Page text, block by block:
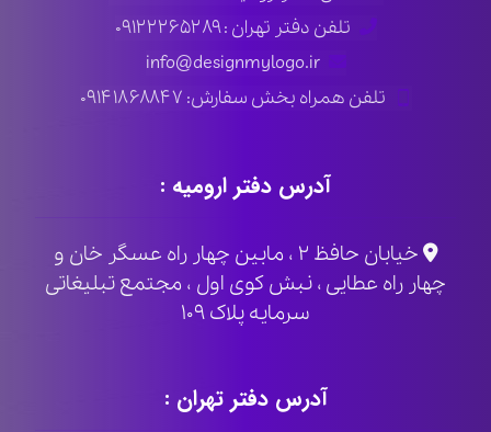
تلفن دفتر تهران : ۰۹۱۲۲۲۶۵۲۸۹
info@designmylogo.ir
تلفن همراه بخش سفارش: ۰۹۱۴۱۸۶۸۸۴۷
آدرس دفتر ارومیه :
خیابان حافظ ۲ ، مابین چهار راه عسگر خان و
چهار راه عطایی ، نبش کوی اول ، مجتمع تبلیغاتی
سرمایه پلاک ۱۰۹
آدرس دفتر تهران :